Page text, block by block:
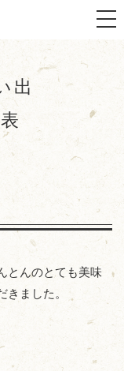
出
とんのとても美味
きました。